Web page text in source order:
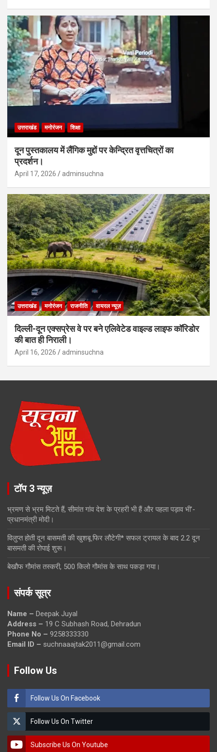
उत्तराखंड मनोरंजन शिक्षा
दून पुस्तकालय में लैंगिक मुद्दों पर केन्द्रित वृत्तचित्रों का
प्रदर्शन।
April 17, 2026 adminsuchna
उत्तराखंड मनोरंजन राजनीति वायरल न्यूज़
दिल्ली-दून एक्सप्रेस वे पर बने एलिवेटेड वाइल्ड लाइफ कॉरिडोर
की बात ही निराली।
April 16, 2026 adminsuchna
टॉप 3 न्यूज़
भ्रमण से भ्रम मिटते हैं, सीमांत गांव देश के प्रहरी भी हैं और पहला पड़ाव भी’-
प्रधानमंत्री मोदी।
विलुप्त होती दून बासमती की खुशबू फिर लौटेगी* सफल ट्रायल के बाद 2.2 दून
बासमती की रोपाई शुरू।
बेखौफ गौमांस तस्करी, 500 किलो गौमांस के साथ पकड़ा गया।
संपर्क सूत्र
Name – Deepak Juyal
Address – 19 C Subhash Road, Dehradun
Phone No – 9258333330
Email ID – suchnaaajtak2011@gmail.com
Follow Us
Follow Us On Facebook
Follow Us On Twitter
Subscribe Us On Youtube